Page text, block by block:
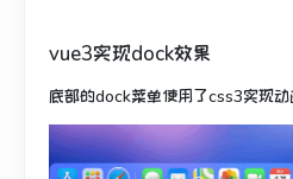
vue3实现dock效果
底部的dock菜单使用了css3实现动